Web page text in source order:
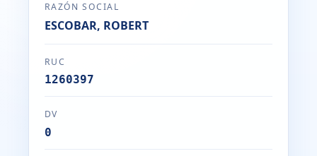
RAZÓN SOCIAL
ESCOBAR, ROBERT
RUC
1260397
DV
0